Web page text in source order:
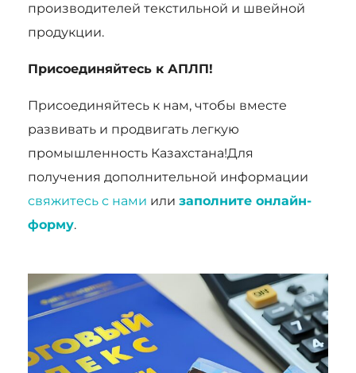
производителей текстильной и швейной
продукции.
Присоединяйтесь к АПЛП!
Присоединяйтесь к нам, чтобы вместе
развивать и продвигать легкую
промышленность Казахстана!Для
получения дополнительной информации
свяжитесь с нами или заполните онлайн-
форму.